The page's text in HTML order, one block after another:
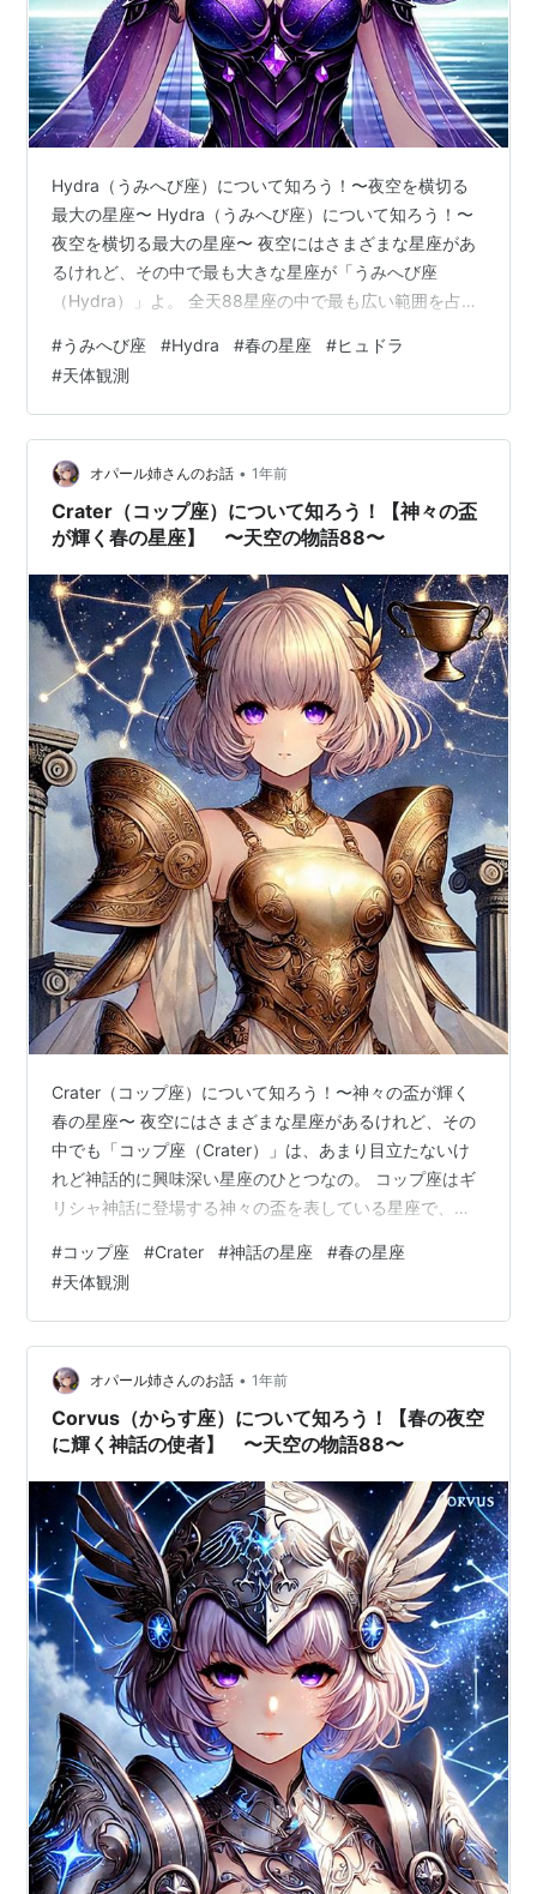
Hydra（うみへび座）について知ろう！〜夜空を横切る
最大の星座〜 Hydra（うみへび座）について知ろう！〜
夜空を横切る最大の星座〜 夜空にはさまざまな星座があ
るけれど、その中で最も大きな星座が「うみへび座
（Hydra）」よ。 全天88星座の中で最も広い範囲を占め
ドラ」に由来するの。 長く伸びる蛇の姿を思い浮かべな
がら、うみへび座の特徴や観測のコツを一緒に見ていき
ましょう！ 目次 1. うみへび座の基本情報 2. 特徴的な星
や天体 3. 観測のコツ 4. 神話・ストーリー 5. 黄道十二星
座との関連（占星術） 6. うみへび座の写真やイラスト…
#うみへび座 #Hydra #春の星座 #ヒュドラ
#天体観測
オパール姉さんのお話 • 1年前
Crater（コップ座）について知ろう！【神々の盃
が輝く春の星座】 〜天空の物語88〜
Crater（コップ座）について知ろう！〜神々の盃が輝く
春の星座〜 夜空にはさまざまな星座があるけれど、その
中でも「コップ座（Crater）」は、あまり目立たないけ
れど神話的に興味深い星座のひとつなの。 コップ座はギ
リシャ神話に登場する神々の盃を表している星座で、春
座」の基本情報から、特徴的な星、観測のコツ、神話ま
でたっぷり紹介するわね！ 目次 1. コップ座の基本情報 2.
特徴的な星や天体 3. 観測のコツ 4. 神話・ストーリー 5.
黄道十二星座との関連（占星術） 6. コップ座の写真やイ
ラスト 7. 星座に関連するイベント 8. 豆知…
#コップ座 #Crater #神話の星座 #春の星座
#天体観測
オパール姉さんのお話 • 1年前
Corvus（からす座）について知ろう！【春の夜空
に輝く神話の使者】 〜天空の物語88〜